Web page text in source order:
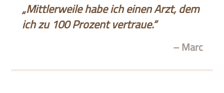
„Mittlerweile habe ich einen Arzt, dem
ich zu 100 Prozent vertraue.“
– Marc